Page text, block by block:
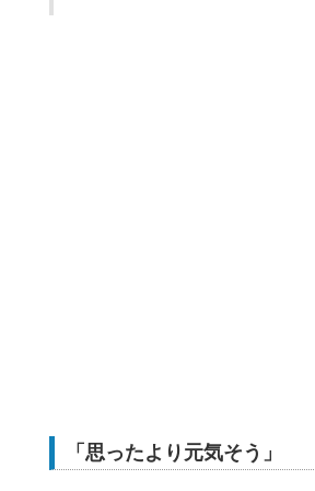
「思ったより元気そう」